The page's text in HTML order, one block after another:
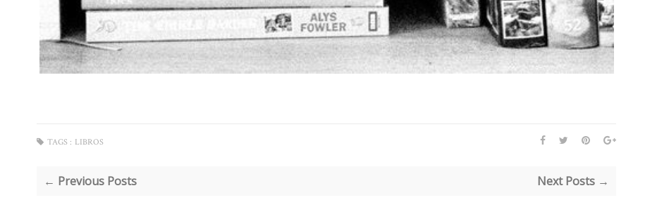
TAGS : LIBROS
← Previous Posts Next Posts →